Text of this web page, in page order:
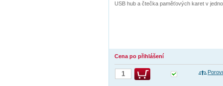
USB hub a čtečka paměťových karet v
Cena po přihlášení